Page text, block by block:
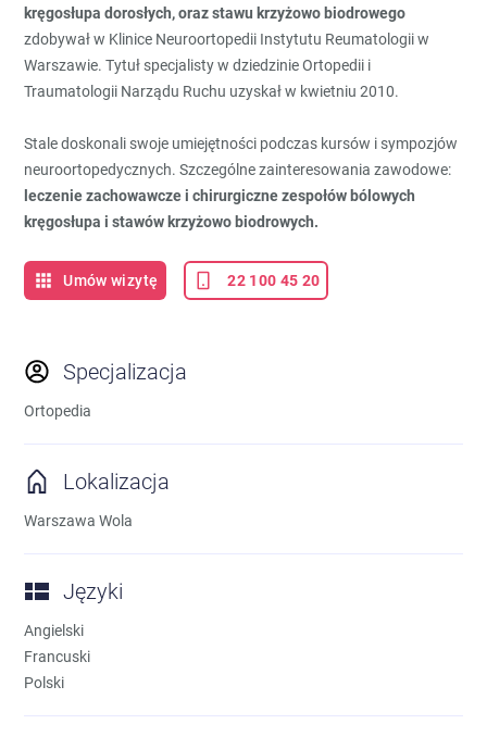
kręgosłupa dorosłych, oraz stawu krzyżowo biodrowego
zdobywał w Klinice Neuroortopedii Instytutu Reumatologii w
Warszawie. Tytuł specjalisty w dziedzinie Ortopedii i
Traumatologii Narządu Ruchu uzyskał w kwietniu 2010.
Stale doskonali swoje umiejętności podczas kursów i sympozjów
neuroortopedycznych. Szczególne zainteresowania zawodowe:
leczenie zachowawcze i chirurgiczne zespołów bólowych
kręgosłupa i stawów krzyżowo biodrowych.
Umów wizytę 22 100 45 20
Specjalizacja
Ortopedia
Lokalizacja
Warszawa Wola
Języki
Angielski
Francuski
Polski